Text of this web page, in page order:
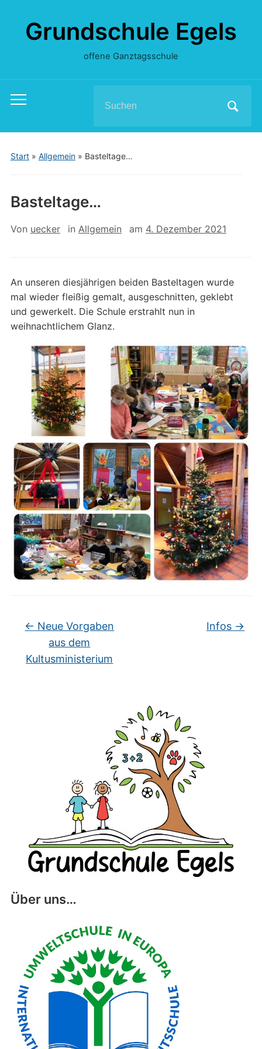
Grundschule Egels
offene Ganztagsschule
Toggle
menu
for:
Start» Allgemein» Basteltage…
Über uns…
Basteltage…
Von uecker in Allgemein am 4. Dezember 2021
An unseren diesjährigen beiden Basteltagen wurde
mal wieder fleißig gemalt, ausgeschnitten, geklebt
und gewerkelt. Die Schule erstrahlt nun in
weihnachtlichem Glanz.
← Neue Vorgaben
aus dem
Kultusministerium
Infos →